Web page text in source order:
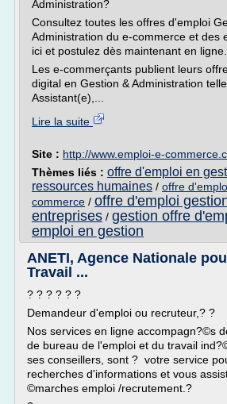
Administration?
Consultez toutes les offres d'emploi
Administration du e-commerce et des
ici et postulez dès maintenant en ligne.
Les e-commerçants publient leurs
digital en Gestion & Administration
Assistant(e),...
Lire la suite
Site : http://www.emploi-e-
Thèmes liés : offre d'emploi en
ressources humaines / offre
commerce / offre d'emploi
entreprises / gestion offre
emploi en gestion
ANETI, Agence Nationale
Travail ...
? ? ? ? ? ?
Demandeur d'emploi ou recruteur,? ?
Nos services en ligne accompagn?©s
de bureau de l'emploi et du travail
ses conseillers, sont ? votre service
recherches d'informations et vous
©marches emploi /recrutement.?